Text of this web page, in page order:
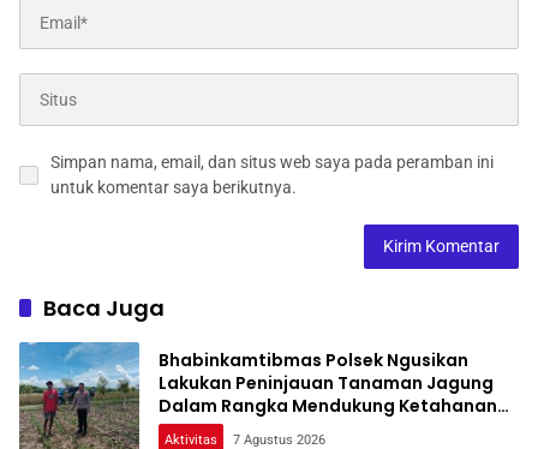
Simpan nama, email, dan situs web saya pada peramban ini
untuk komentar saya berikutnya.
Baca Juga
Bhabinkamtibmas Polsek Ngusikan
Lakukan Peninjauan Tanaman Jagung
Dalam Rangka Mendukung Ketahanan
Pangan
Aktivitas 7 Agustus 2026